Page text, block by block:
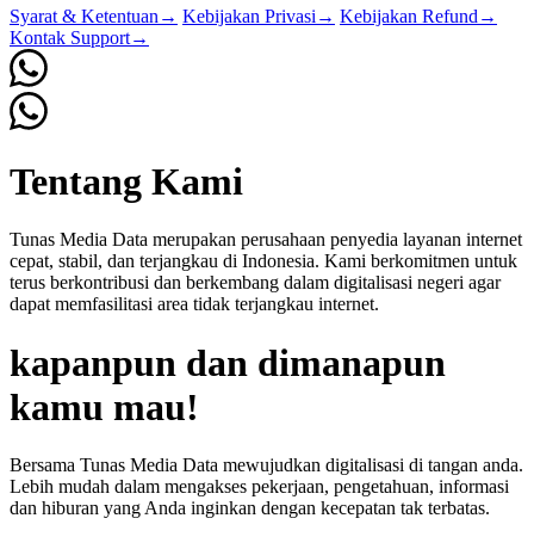
Syarat & Ketentuan → Kebijakan Privasi → Kebijakan Refund →
Kontak Support→
Tentang Kami
Tunas Media Data merupakan perusahaan penyedia layanan internet
cepat, stabil, dan terjangkau di Indonesia. Kami berkomitmen untuk
terus berkontribusi dan berkembang dalam digitalisasi negeri agar
dapat memfasilitasi area tidak terjangkau internet.
kapanpun dan dimanapun
kamu mau!
Bersama Tunas Media Data mewujudkan digitalisasi di tangan anda.
Lebih mudah dalam mengakses pekerjaan, pengetahuan, informasi
dan hiburan yang Anda inginkan dengan kecepatan tak terbatas.